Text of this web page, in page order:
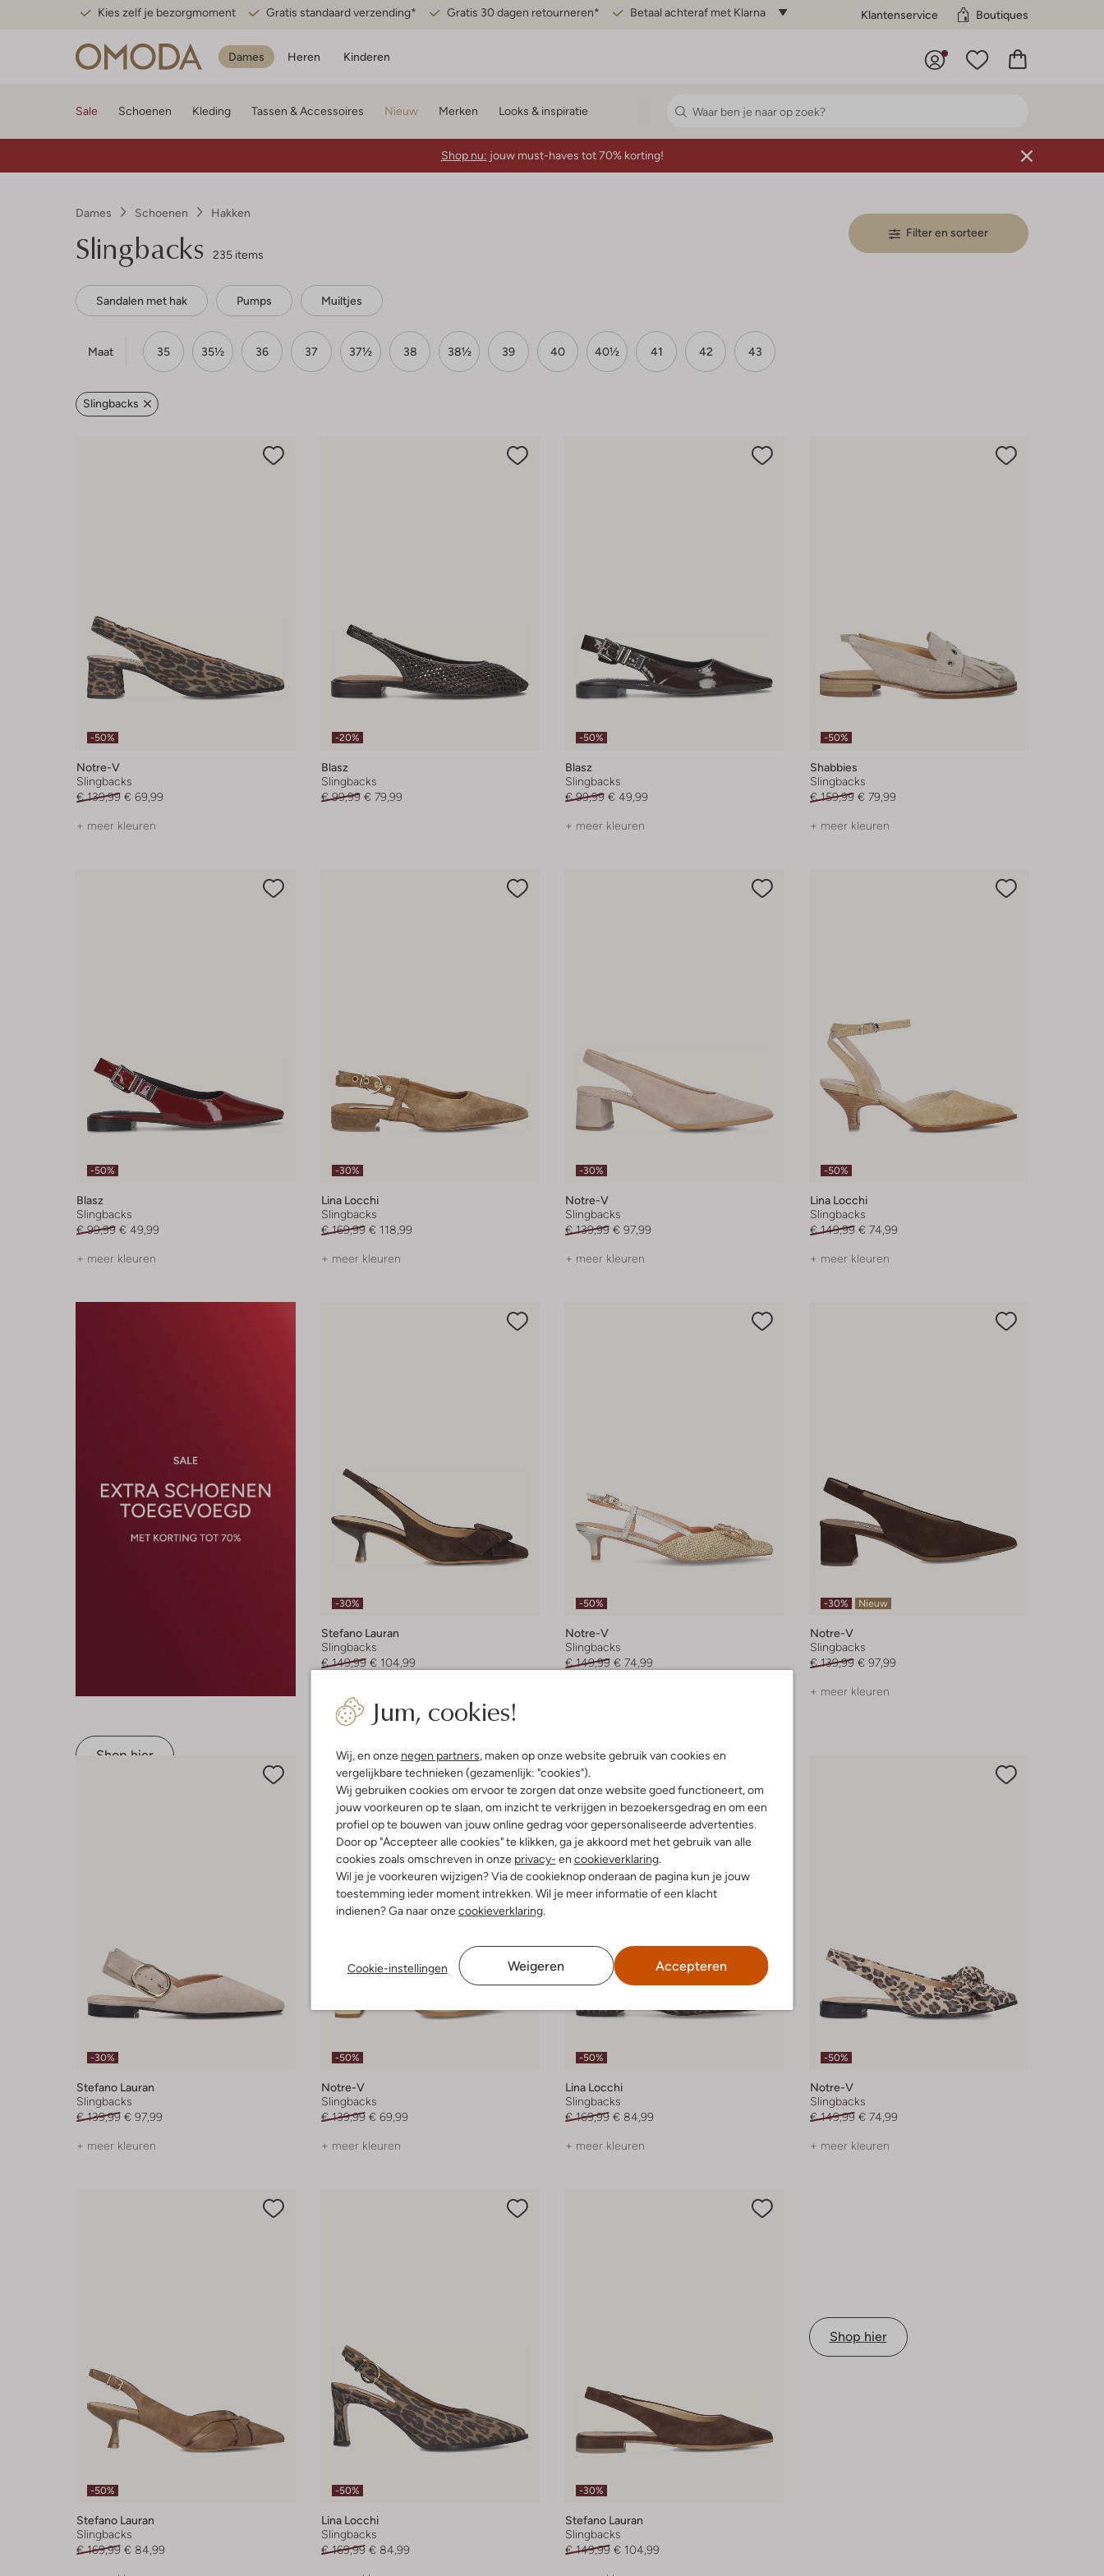
Kies zelf je bezorgmoment Gratis standaard verzending* Gratis 30 dagen retourneren* Betaal achteraf met Klarna Klantenservice Boutiques
Dames Heren Kinderen
Jum, cookies!
Wij, en onze negen partners, maken op onze website gebruik van cookies en
vergelijkbare technieken (gezamenlijk: "cookies").
Wij gebruiken cookies om ervoor te zorgen dat onze website goed functioneert, om
jouw voorkeuren op te slaan, om inzicht te verkrijgen in bezoekersgedrag en om een
profiel op te bouwen van jouw online gedrag voor gepersonaliseerde advertenties.
Door op "Accepteer alle cookies" te klikken, ga je akkoord met het gebruik van alle
cookies zoals omschreven in onze privacy- en cookieverklaring.
Wil je je voorkeuren wijzigen? Via de cookieknop onderaan de pagina kun je jouw
toestemming ieder moment intrekken. Wil je meer informatie of een klacht
indienen? Ga naar onzecookieverklaring.
Cookie-instellingen Weigeren Accepteren
Sale Schoenen Kleding Tassen & Accessoires Nieuw Merken Looks & inspiratie
Shop nu: jouw must-haves tot 70% korting!
Dames Schoenen Hakken
Slingbacks 235 items
Filter en sorteer
Sandalen met hak Pumps Muiltjes
Maat 35 35½ 36 37 37½ 38 38½ 39 40 40½ 41 42 43
Slingbacks
-50%
Notre-V
Slingbacks
€ 139,99 € 69,99
+ meer kleuren
-20%
Blasz
Slingbacks
€ 99,99 € 79,99
-50%
Blasz
Slingbacks
€ 99,99 € 49,99
+ meer kleuren
-50%
Shabbies
Slingbacks
€ 159,99 € 79,99
+ meer kleuren
-50%
Blasz
Slingbacks
€ 99,99 € 49,99
+ meer kleuren
-30%
Lina Locchi
Slingbacks
€ 169,99 € 118,99
+ meer kleuren
-30%
Notre-V
Slingbacks
€ 139,99 € 97,99
+ meer kleuren
-50%
Lina Locchi
Slingbacks
€ 149,99 € 74,99
+ meer kleuren
Shop hier
-30%
Stefano Lauran
Slingbacks
€ 149,99 € 104,99
-50%
Notre-V
Slingbacks
€ 149,99 € 74,99
-30% Nieuw
Notre-V
Slingbacks
€ 139,99 € 97,99
+ meer kleuren
-30%
Stefano Lauran
Slingbacks
€ 139,99 € 97,99
+ meer kleuren
-50%
Notre-V
Slingbacks
€ 139,99 € 69,99
+ meer kleuren
-50%
Lina Locchi
Slingbacks
€ 169,99 € 84,99
+ meer kleuren
-50%
Notre-V
Slingbacks
€ 149,99 € 74,99
+ meer kleuren
-50%
Stefano Lauran
Slingbacks
€ 169,99 € 84,99
-50%
Lina Locchi
Slingbacks
€ 169,99 € 84,99
-30%
Stefano Lauran
Slingbacks
€ 149,99 € 104,99
Shop hier